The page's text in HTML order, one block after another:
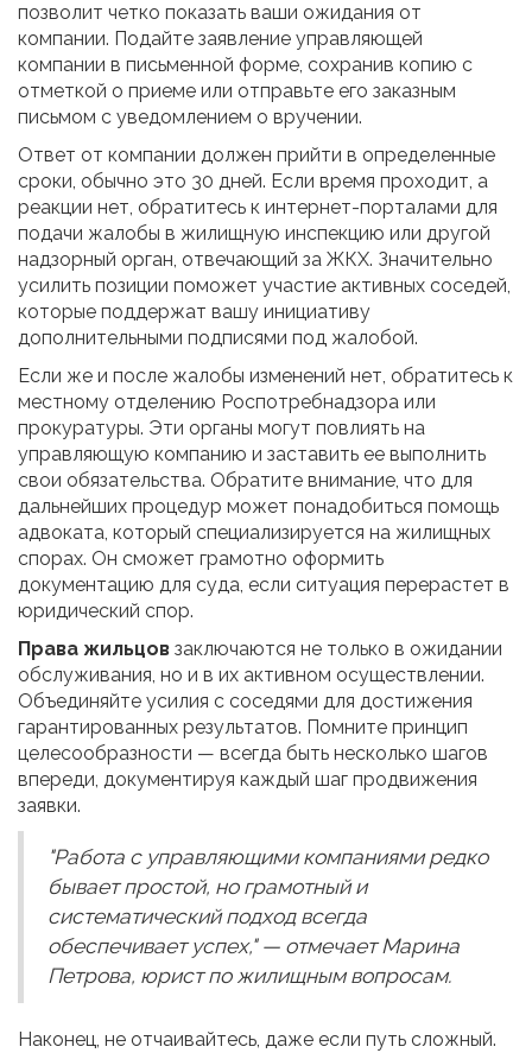
позволит четко показать ваши ожидания от
компании. Подайте заявление управляющей
компании в письменной форме, сохранив копию с
отметкой о приеме или отправьте его заказным
письмом с уведомлением о вручении.
Ответ от компании должен прийти в определенные
сроки, обычно это 30 дней. Если время проходит, а
реакции нет, обратитесь к интернет-порталами для
подачи жалобы в жилищную инспекцию или другой
надзорный орган, отвечающий за ЖКХ. Значительно
усилить позиции поможет участие активных соседей,
которые поддержат вашу инициативу
дополнительными подписями под жалобой.
Если же и после жалобы изменений нет, обратитесь к
местному отделению Роспотребнадзора или
прокуратуры. Эти органы могут повлиять на
управляющую компанию и заставить ее выполнить
свои обязательства. Обратите внимание, что для
дальнейших процедур может понадобиться помощь
адвоката, который специализируется на жилищных
спорах. Он сможет грамотно оформить
документацию для суда, если ситуация перерастет в
юридический спор.
Права жильцов заключаются не только в ожидании
обслуживания, но и в их активном осуществлении.
Объединяйте усилия с соседями для достижения
гарантированных результатов. Помните принцип
целесообразности — всегда быть несколько шагов
впереди, документируя каждый шаг продвижения
заявки.
"Работа с управляющими компаниями редко
бывает простой, но грамотный и
систематический подход всегда
обеспечивает успех," — отмечает Марина
Петрова, юрист по жилищным вопросам.
Наконец, не отчаивайтесь, даже если путь сложный.